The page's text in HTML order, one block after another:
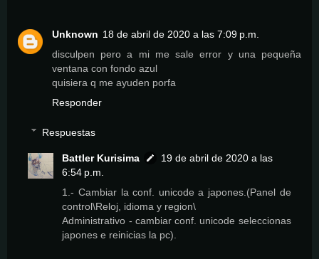
Unknown 18 de abril de 2020 a las 7:09 p.m.
disculpen pero a mi me sale error y una pequeña
ventana con fondo azul
quisiera q me ayuden porfa
Responder
Respuestas
Battler Kurisima
19 de abril de 2020 a las
6:54 p.m.
1.- Cambiar la conf. unicode a japones.(Panel de
control\Reloj, idioma y region\
Administrativo - cambiar conf. unicode seleccionas
japones e reinicias la pc).